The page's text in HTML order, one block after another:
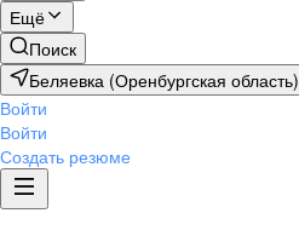
Ещё
Поиск
Беляевка (Оренбургская область)
Войти
Войти
Создать резюме